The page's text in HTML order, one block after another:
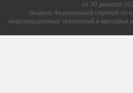
от 30 декабря
(выдано Федеральной службой по
информационных технологий и массовых